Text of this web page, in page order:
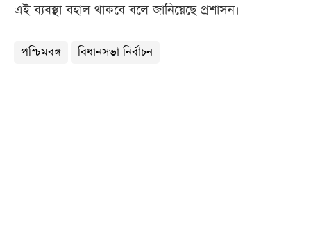
এই ব্যবস্থা বহাল থাকবে বলে জানিয়েছে প্রশাসন।
পশ্চিমবঙ্গ বিধানসভা নির্বাচন